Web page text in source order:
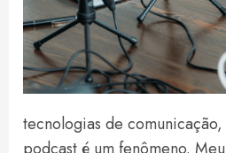
tecnologias de